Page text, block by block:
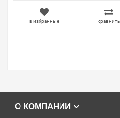
в избранные сравнить
О КОМПАНИИ